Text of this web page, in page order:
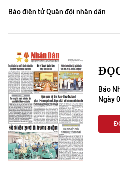
Báo điện tử Quân đội nhân dân
Báo
Ngày